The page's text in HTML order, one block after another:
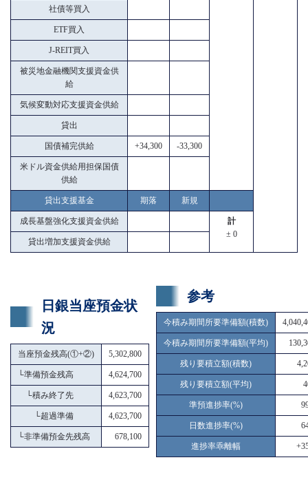
社債等買入
ETF買入
J-REIT買入
被災地金融機関支援資金供
給
気候変動対応支援資金供給
貸出
国債補完供給 +34,300 -33,300
米ドル資金供給用担保国債
供給
貸出支援基金 期落 新規
成長基盤強化支援資金供給
計
± 0
貸出増加支援資金供給
日銀当座預金状
況
当座預金残高(①+②) 5,302,800
└準備預金残高 4,624,700
└積み終了先 4,623,700
└超過準備 4,623,700
└非準備預金先残高 678,100
参考
今積み期間所要準備額(積数)
今積み期間所要準備額(平均)
残り要積立額(積数)
残り要積立額(平均)
準預進捗率(%)
日数進捗率(%)
進捗率乖離幅